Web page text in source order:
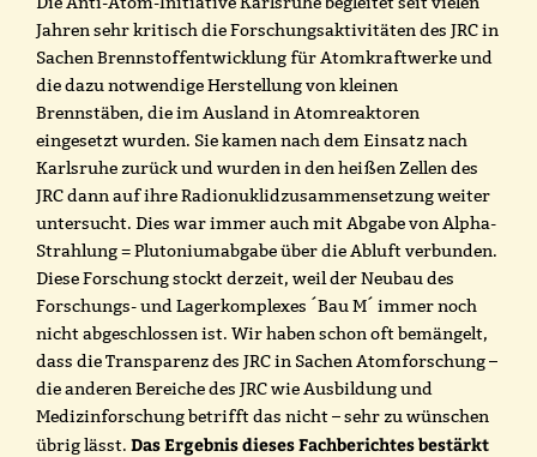
Jahren sehr kritisch die Forschungsaktivitäten des JRC in
Sachen Brennstoffentwicklung für Atomkraftwerke und
die dazu notwendige Herstellung von kleinen
Brennstäben, die im Ausland in Atomreaktoren
eingesetzt wurden. Sie kamen nach dem Einsatz nach
Karlsruhe zurück und wurden in den heißen Zellen des
JRC dann auf ihre Radionuklidzusammensetzung weiter
untersucht. Dies war immer auch mit Abgabe von Alpha-
Strahlung = Plutoniumabgabe über die Abluft verbunden.
Diese Forschung stockt derzeit, weil der Neubau des
Forschungs- und Lagerkomplexes ´Bau M´ immer noch
nicht abgeschlossen ist. Wir haben schon oft bemängelt,
dass die Transparenz des JRC in Sachen Atomforschung –
die anderen Bereiche des JRC wie Ausbildung und
Medizinforschung betrifft das nicht – sehr zu wünschen
übrig lässt. Das Ergebnis dieses Fachberichtes bestärkt